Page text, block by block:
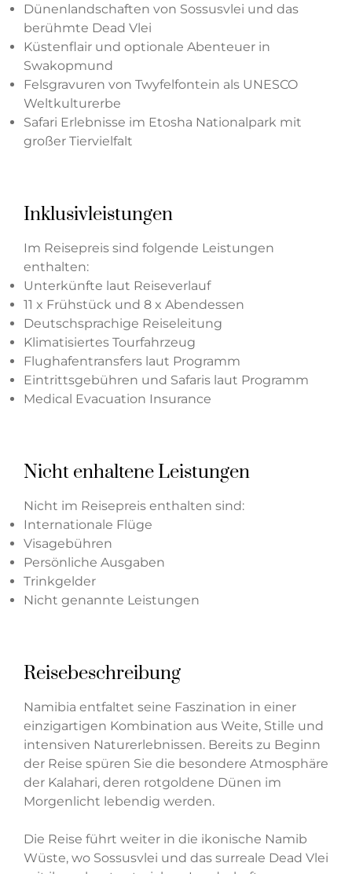
Dünenlandschaften von Sossusvlei und das
berühmte Dead Vlei
Küstenflair und optionale Abenteuer in
Swakopmund
Felsgravuren von Twyfelfontein als UNESCO
Weltkulturerbe
Safari Erlebnisse im Etosha Nationalpark mit
großer Tiervielfalt
Inklusivleistungen
Im Reisepreis sind folgende Leistungen
enthalten:
Unterkünfte laut Reiseverlauf
11 x Frühstück und 8 x Abendessen
Deutschsprachige Reiseleitung
Klimatisiertes Tourfahrzeug
Flughafentransfers laut Programm
Eintrittsgebühren und Safaris laut Programm
Medical Evacuation Insurance
Nicht enhaltene Leistungen
Nicht im Reisepreis enthalten sind:
Internationale Flüge
Visagebühren
Persönliche Ausgaben
Trinkgelder
Nicht genannte Leistungen
Reisebeschreibung
Namibia entfaltet seine Faszination in einer
einzigartigen Kombination aus Weite, Stille und
intensiven Naturerlebnissen. Bereits zu Beginn
der Reise spüren Sie die besondere Atmosphäre
der Kalahari, deren rotgoldene Dünen im
Morgenlicht lebendig werden.
Die Reise führt weiter in die ikonische Namib
Wüste, wo Sossusvlei und das surreale Dead Vlei